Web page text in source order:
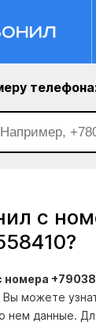
с
?
номера
можете
нем данные.